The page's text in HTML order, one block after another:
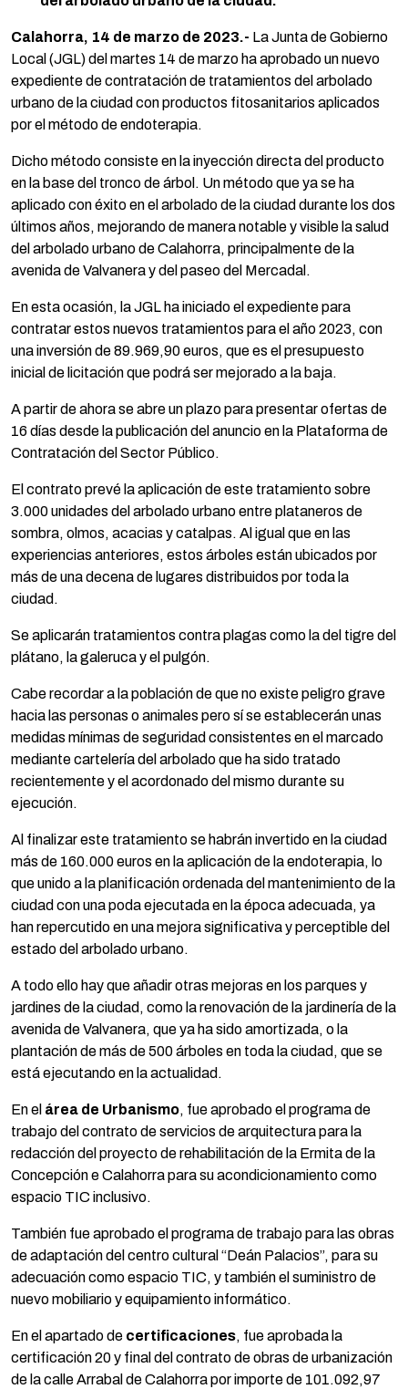
Calahorra, 14 de marzo de 2023.- La Junta de Gobierno
Local (JGL) del martes 14 de marzo ha aprobado un nuevo
expediente de contratación de tratamientos del arbolado
urbano de la ciudad con productos fitosanitarios aplicados
por el método de endoterapia.
Dicho método consiste en la inyección directa del producto
en la base del tronco de árbol. Un método que ya se ha
aplicado con éxito en el arbolado de la ciudad durante los dos
últimos años, mejorando de manera notable y visible la salud
del arbolado urbano de Calahorra, principalmente de la
avenida de Valvanera y del paseo del Mercadal.
En esta ocasión, la JGL ha iniciado el expediente para
contratar estos nuevos tratamientos para el año 2023, con
una inversión de 89.969,90 euros, que es el presupuesto
inicial de licitación que podrá ser mejorado a la baja.
A partir de ahora se abre un plazo para presentar ofertas de
16 días desde la publicación del anuncio en la Plataforma de
Contratación del Sector Público.
El contrato prevé la aplicación de este tratamiento sobre
3.000 unidades del arbolado urbano entre plataneros de
sombra, olmos, acacias y catalpas. Al igual que en las
experiencias anteriores, estos árboles están ubicados por
más de una decena de lugares distribuidos por toda la
ciudad.
Se aplicarán tratamientos contra plagas como la del tigre del
plátano, la galeruca y el pulgón.
Cabe recordar a la población de que no existe peligro grave
hacia las personas o animales pero sí se establecerán unas
medidas mínimas de seguridad consistentes en el marcado
mediante cartelería del arbolado que ha sido tratado
recientemente y el acordonado del mismo durante su
ejecución.
Al finalizar este tratamiento se habrán invertido en la ciudad
más de 160.000 euros en la aplicación de la endoterapia, lo
que unido a la planificación ordenada del mantenimiento de la
ciudad con una poda ejecutada en la época adecuada, ya
han repercutido en una mejora significativa y perceptible del
estado del arbolado urbano.
A todo ello hay que añadir otras mejoras en los parques y
jardines de la ciudad, como la renovación de la jardinería de la
avenida de Valvanera, que ya ha sido amortizada, o la
plantación de más de 500 árboles en toda la ciudad, que se
está ejecutando en la actualidad.
En el área de Urbanismo, fue aprobado el programa de
trabajo del contrato de servicios de arquitectura para la
redacción del proyecto de rehabilitación de la Ermita de la
Concepción e Calahorra para su acondicionamiento como
espacio TIC inclusivo.
También fue aprobado el programa de trabajo para las obras
de adaptación del centro cultural “Deán Palacios”, para su
adecuación como espacio TIC, y también el suministro de
nuevo mobiliario y equipamiento informático.
En el apartado de certificaciones, fue aprobada la
certificación 20 y final del contrato de obras de urbanización
de la calle Arrabal de Calahorra por importe de 101.092,97